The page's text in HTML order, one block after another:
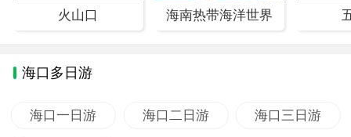
火山口 海南热带海洋世界
海口多日游
海口一日游 海口二日游 海口三日游